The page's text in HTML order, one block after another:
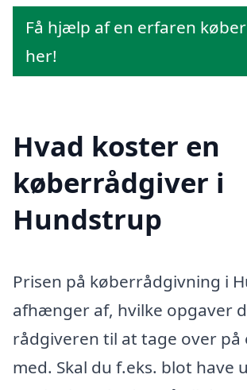
Få hjælp af en erfaren
her!
Hvad koster en
køberrådgiver i
Hundstrup
Prisen på køberrådgivning i
afhænger af, hvilke opgaver
rådgiveren til at tage over
med. Skal du f.eks. blot have